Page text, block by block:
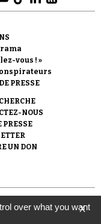
vous ! »
PRESSE
NOUS
PRESSE
UN DON
de
de 1901) avec
la Shoah.
X
over what you want